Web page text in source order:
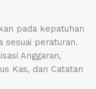
pada kepatuhan
sesuai peraturan.
Anggaran,
Kas, dan Catatan